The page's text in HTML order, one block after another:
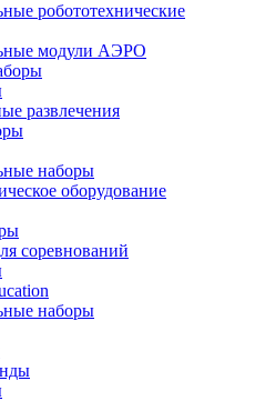
робототехнические
модули АЭРО
развлечения
наборы
оборудование
соревнований
наборы